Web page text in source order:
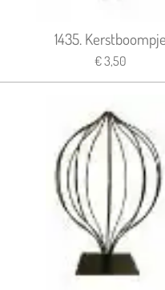
1435. Kerstboompje
€ 3,50